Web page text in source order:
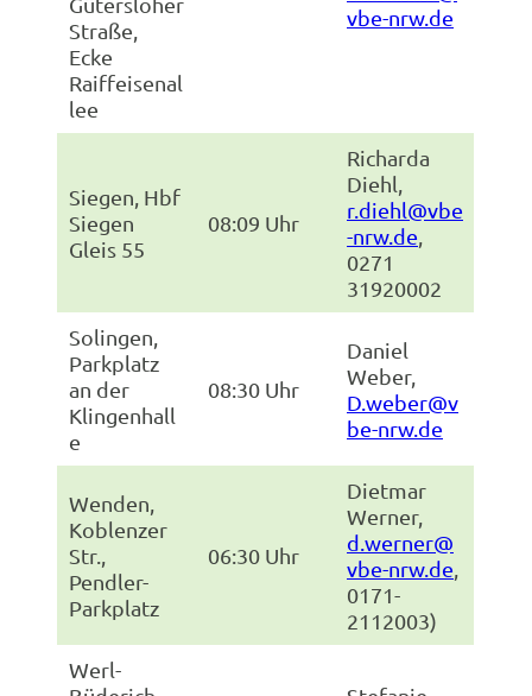
Straße,
Ecke
Raiffeisenal
lee
vbe-nrw.de
Siegen, Hbf
Siegen
Gleis 55
08:09 Uhr
Richarda
Diehl,
r.diehl@vbe
-nrw.de
0271
31920002
Solingen,
Parkplatz
an der
Klingenhall
e
08:30 Uhr
Daniel
Weber,
D.weber@v
be-nrw.de
Wenden,
Koblenzer
Str.,
Pendler-
Parkplatz
06:30 Uhr
Dietmar
Werner,
d.werner@
vbe-nrw.de
0171-
2112003)
Werl-